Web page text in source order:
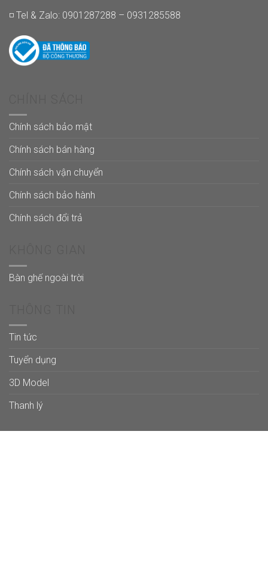
◽ Tel & Zalo: 0901287288 – 0931285588
Chính sách bảo mật
Chính sách bán hàng
Chính sách vận chuyển
Chính sách bảo hành
Chính sách đổi trả
Bàn ghế ngoài trời
Tin tức
Tuyển dụng
3D Model
Thanh lý